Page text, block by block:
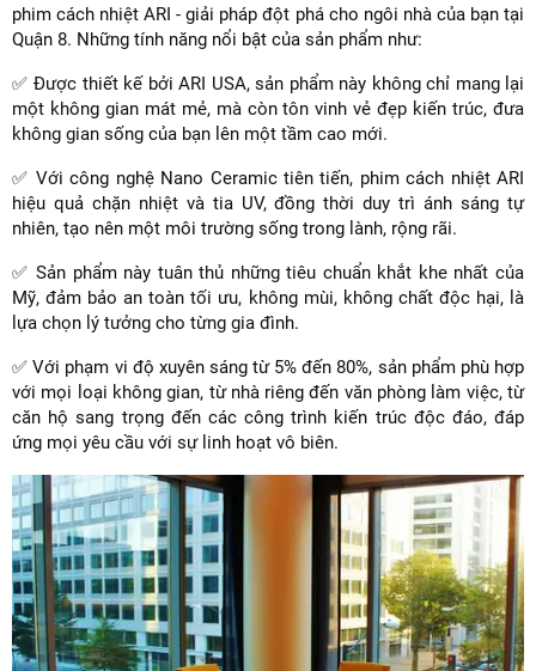
phim cách nhiệt ARI - giải pháp đột phá cho ngôi nhà của bạn tại
Quận 8. Những tính năng nổi bật của sản phẩm như:
✅ Được thiết kế bởi ARI USA, sản phẩm này không chỉ mang lại
một không gian mát mẻ, mà còn tôn vinh vẻ đẹp kiến trúc, đưa
không gian sống của bạn lên một tầm cao mới.
✅ Với công nghệ Nano Ceramic tiên tiến, phim cách nhiệt ARI
hiệu quả chặn nhiệt và tia UV, đồng thời duy trì ánh sáng tự
nhiên, tạo nên một môi trường sống trong lành, rộng rãi.
✅ Sản phẩm này tuân thủ những tiêu chuẩn khắt khe nhất của
Mỹ, đảm bảo an toàn tối ưu, không mùi, không chất độc hại, là
lựa chọn lý tưởng cho từng gia đình.
✅ Với phạm vi độ xuyên sáng từ 5% đến 80%, sản phẩm phù hợp
với mọi loại không gian, từ nhà riêng đến văn phòng làm việc, từ
căn hộ sang trọng đến các công trình kiến trúc độc đáo, đáp
ứng mọi yêu cầu với sự linh hoạt vô biên.